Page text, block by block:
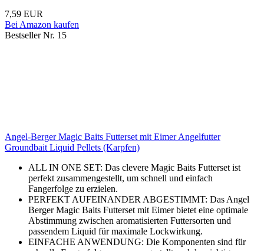
7,59 EUR
Bei Amazon kaufen
Bestseller Nr. 15
Angel-Berger Magic Baits Futterset mit Eimer Angelfutter
Groundbait Liquid Pellets (Karpfen)
ALL IN ONE SET: Das clevere Magic Baits Futterset ist
perfekt zusammengestellt, um schnell und einfach
Fangerfolge zu erzielen.
PERFEKT AUFEINANDER ABGESTIMMT: Das Angel
Berger Magic Baits Futterset mit Eimer bietet eine optimale
Abstimmung zwischen aromatisierten Futtersorten und
passendem Liquid für maximale Lockwirkung.
EINFACHE ANWENDUNG: Die Komponenten sind für